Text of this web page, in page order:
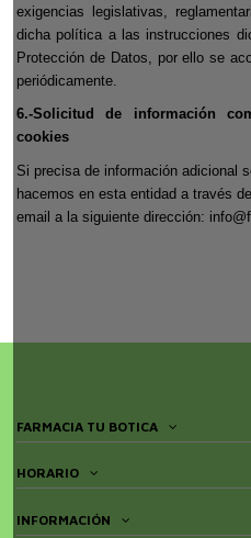
exigencias legislativas,
dicha política a las instrucciones
Protección de Datos, por ello se
periódicamente.
6.-Solicitud de información
cookies
Si precisa de información adicional
hacemos en esta entidad a través
email a la siguiente dirección: info@
FARMACIA TU BOTICA
HORARIO
INFORMACIÓN